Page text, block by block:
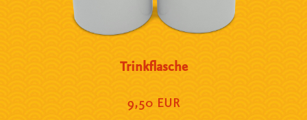
Trinkflasche
9,50 EUR